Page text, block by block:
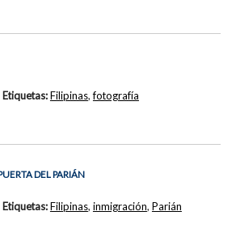
Etiquetas:Filipinas,fotografía
DEL PARIÁN
Etiquetas:Filipinas, inmigración, Parián